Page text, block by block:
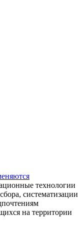
технологии
систематизации
на территории